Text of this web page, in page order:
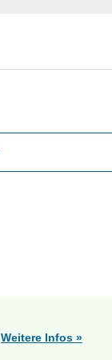
Weitere Infos »